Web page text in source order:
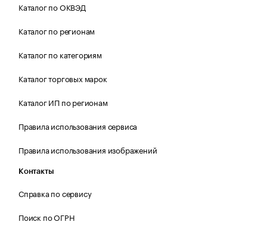
Каталог по ОКВЭД
Каталог по регионам
Каталог по категориям
Каталог торговых марок
Каталог ИП по регионам
Правила использования сервиса
Правила использования изображений
Контакты
Справка по сервису
Поиск по ОГРН